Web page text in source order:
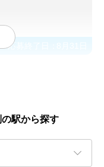
応募終了日：
駅から探す